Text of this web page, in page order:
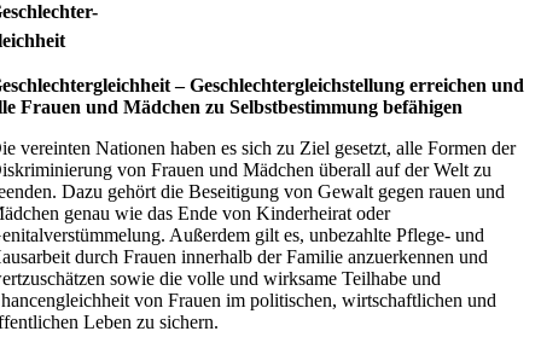
– Geschlechtergleichstellung erreichen und
Frauen und Mädchen zu Selbstbestimmung befähigen
vereinten Nationen haben es sich zu Ziel gesetzt, alle Formen der
von Frauen und Mädchen überall auf der Welt zu
Dazu gehört die Beseitigung von Gewalt gegen rauen und
genau wie das Ende von Kinderheirat oder
Außerdem gilt es, unbezahlte Pflege- und
durch Frauen innerhalb der Familie anzuerkennen und
sowie die volle und wirksame Teilhabe und
von Frauen im politischen, wirtschaftlichen und
Leben zu sichern.